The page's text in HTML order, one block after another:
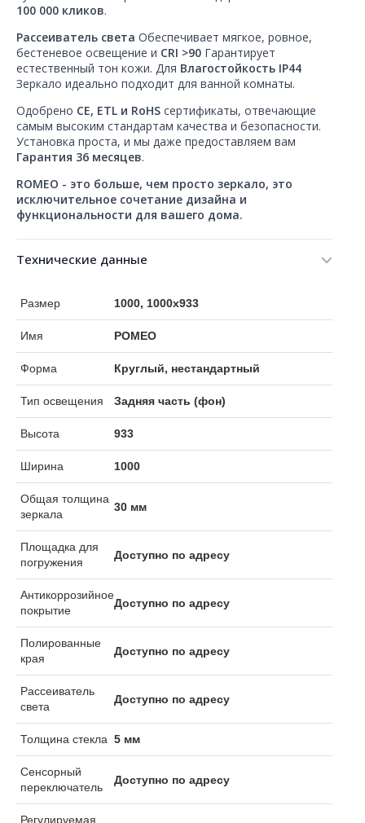
100 000 кликов.
Рассеиватель света Обеспечивает мягкое, ровное,
бестеневое освещение и CRI >90 Гарантирует
естественный тон кожи. Для Влагостойкость IP44
Зеркало идеально подходит для ванной комнаты.
Одобрено CE, ETL и RoHS сертификаты, отвечающие
самым высоким стандартам качества и безопасности.
Установка проста, и мы даже предоставляем вам
Гарантия 36 месяцев.
ROMEO - это больше, чем просто зеркало, это
исключительное сочетание дизайна и
функциональности для вашего дома.
Технические данные
Размер 1000, 1000x933
Имя РОМЕО
Форма Круглый, нестандартный
Тип освещения Задняя часть (фон)
Высота 933
Ширина 1000
Общая толщина
зеркала
30 мм
Площадка для
погружения
Доступно по адресу
Антикоррозийное
покрытие
Доступно по адресу
Полированные
края
Доступно по адресу
Рассеиватель
света
Доступно по адресу
Толщина стекла 5 мм
Сенсорный
переключатель
Доступно по адресу
Регулируемая